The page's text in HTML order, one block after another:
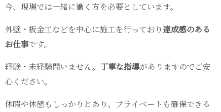
今、現場では一緒に働く方を必要としています。
外壁・板金工などを中心に施工を行っており 達成感のある
お仕事です。
経験・未経験問いません。 丁寧な指導がありますのでご安
心ください。
休暇や休憩もしっかりとあり、プライベートも確保できる